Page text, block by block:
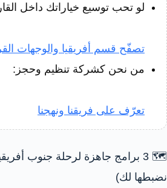
لو تحب توسيع خياراتك داخل
تصفّح قسم أفريقيا والوجهات
من نحن كشركة تنظيم وحجز:
تعرّف على فريقنا ونهجنا
🗺️ 3 برامج جاهزة لرحلة جنوب
نضبطها لك)